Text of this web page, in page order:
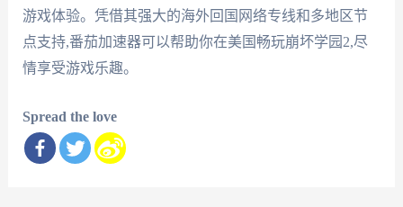
游戏体验。凭借其强大的海外回国网络专线和多地区节
点支持,番茄加速器可以帮助你在美国畅玩崩坏学园2,尽
情享受游戏乐趣。
Spread the love